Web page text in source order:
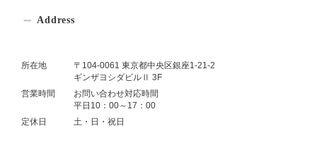
Address
所在地
〒104-0061 東京都中央区銀座1-21-2
ギンザヨシダビルⅡ 3F
営業時間
お問い合わせ対応時間
平日10：00～17：00
定休日
土・日・祝日